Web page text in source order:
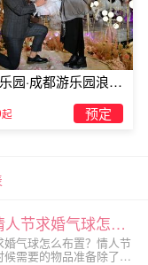
乐园·成都游乐园浪漫
起 预定
气球求婚方案大全，情人节求婚气球怎么布置
气球怎么布置？情人节
需要的物品准备除了钻